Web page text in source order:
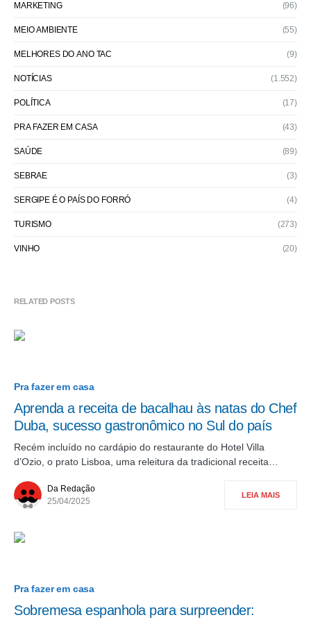
MARKETING (96)
MEIO AMBIENTE (55)
MELHORES DO ANO TAC (9)
NOTÍCIAS (1.552)
POLÍTICA (17)
PRA FAZER EM CASA (43)
SAÚDE (89)
SEBRAE (3)
SERGIPE É O PAÍS DO FORRÓ (4)
TURISMO (273)
VINHO (20)
RELATED POSTS
Pra fazer em casa
Aprenda a receita de bacalhau às natas do Chef
Duba, sucesso gastronômico no Sul do país
Recém incluído no cardápio do restaurante do Hotel Villa
d’Ozio, o prato Lisboa, uma releitura da tradicional receita…
Da Redação
25/04/2025
LEIA MAIS
Pra fazer em casa
Sobremesa espanhola para surpreender: